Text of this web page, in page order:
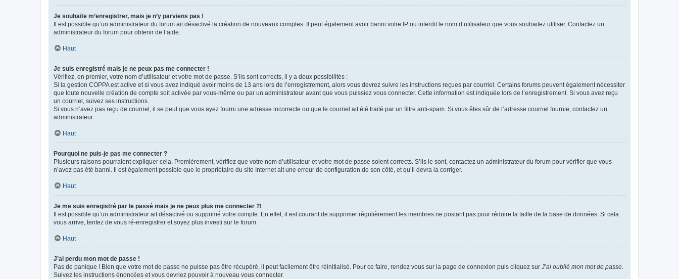
Je souhaite m’enregistrer, mais je n’y parviens pas !
Il est possible qu’un administrateur du forum ait désactivé la création de nouveaux comptes. Il peut également avoir banni votre IP ou interdit le nom d’utilisateur que vous souhaitez utiliser. Contactez un
administrateur du forum pour obtenir de l’aide.
Haut
Je suis enregistré mais je ne peux pas me connecter !
Vérifiez, en premier, votre nom d’utilisateur et votre mot de passe. S’ils sont corrects, il y a deux possibilités :
Si la gestion COPPA est active et si vous avez indiqué avoir moins de 13 ans lors de l’enregistrement, alors vous devrez suivre les instructions reçues par courriel. Certains forums peuvent également nécessiter
que toute nouvelle création de compte soit activée par vous-même ou par un administrateur avant que vous puissiez vous connecter. Cette information est indiquée lors de l’enregistrement. Si vous avez reçu
un courriel, suivez ses instructions.
Si vous n’avez pas reçu de courriel, il se peut que vous ayez fourni une adresse incorrecte ou que le courriel ait été traité par un filtre anti-spam. Si vous êtes sûr de l’adresse courriel fournie, contactez un
administrateur.
Haut
Pourquoi ne puis-je pas me connecter ?
Plusieurs raisons pourraient expliquer cela. Premièrement, vérifiez que votre nom d’utilisateur et votre mot de passe soient corrects. S’ils le sont, contactez un administrateur du forum pour vérifier que vous
n’avez pas été banni. Il est également possible que le propriétaire du site Internet ait une erreur de configuration de son côté, et qu’il devra la corriger.
Haut
Je me suis enregistré par le passé mais je ne peux plus me connecter ?!
Il est possible qu’un administrateur ait désactivé ou supprimé votre compte. En effet, il est courant de supprimer régulièrement les membres ne postant pas pour réduire la taille de la base de données. Si cela
vous arrive, tentez de vous ré-enregistrer et soyez plus investi sur le forum.
Haut
J’ai perdu mon mot de passe !
Pas de panique ! Bien que votre mot de passe ne puisse pas être récupéré, il peut facilement être réinitialisé. Pour ce faire, rendez vous sur la page de connexion puis cliquez sur J’ai oublié mon mot de passe.
Suivez les instructions énoncées et vous devriez pouvoir à nouveau vous connecter.